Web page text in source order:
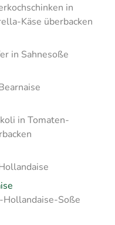
in
Käse überbacken
in Sahnesoße
in Tomaten-
Soße